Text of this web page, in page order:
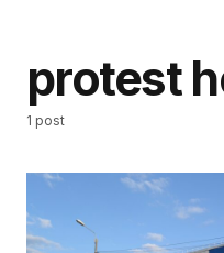
protest
1 post